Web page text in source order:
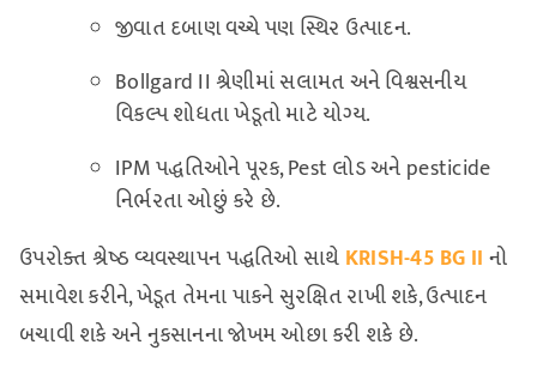
જીવાત દબાણ વચ્ચે પણ સ્થિર ઉત્પાદન.
Bollgard II શ્રેણીમાં સલામત અને વિશ્વસનીય
વિકલ્પ શોધતા ખેડૂતો માટે યોગ્ય.
IPM પદ્ધતિઓને પૂરક, Pest લોડ અને pesticide
નિર્ભરતા ઓછું કરે છે.
ઉપરોક્ત શ્રેષ્ઠ વ્યવસ્થાપન પદ્ધતિઓ સાથે KRISH-45 BG II નો
સમાવેશ કરીને, ખેડૂત તેમના પાકને સુરક્ષિત રાખી શકે, ઉત્પાદન
બચાવી શકે અને નુકસાનના જોખમ ઓછા કરી શકે છે.